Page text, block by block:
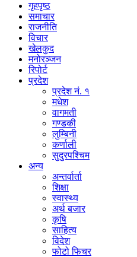
गृहपृष्ठ
समाचार
राजनीति
विचार
खेलकुद
मनोरञ्जन
रिपोर्ट
प्रदेश
प्रदेश नं. १
मधेश
वागमती
गण्डकी
लुम्बिनी
कर्णाली
सुदुरपश्चिम
अन्य
अन्तर्वार्ता
शिक्षा
स्वास्थ्य
अर्थ बजार
कृषि
साहित्य
विदेश
फोटो फिचर